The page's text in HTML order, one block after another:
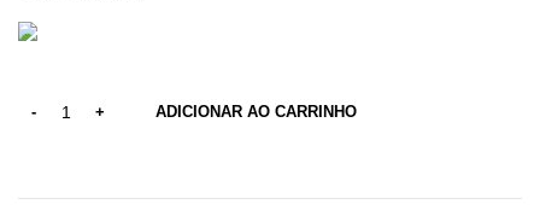
ADICIONAR AO CARRINHO